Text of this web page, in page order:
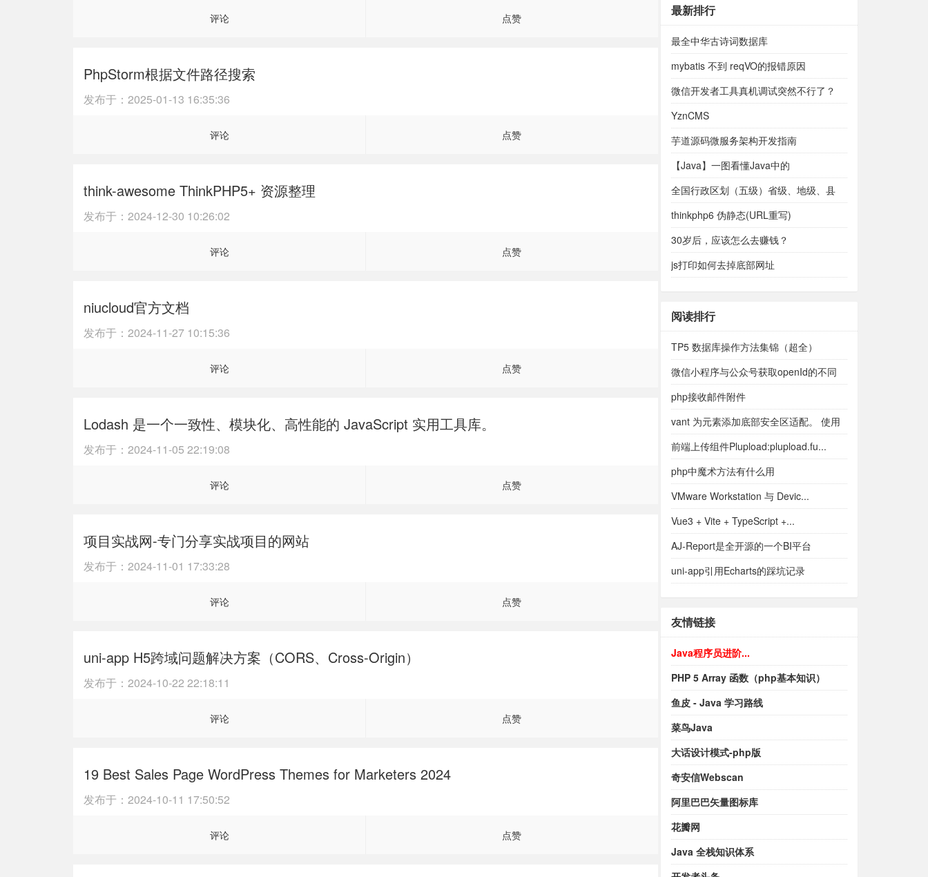
评论 点赞
PhpStorm根据文件路径搜索
发布于：2025-01-13 16:35:36
评论 点赞
think-awesome ThinkPHP5+ 资源整理
发布于：2024-12-30 10:26:02
评论 点赞
niucloud官方文档
发布于：2024-11-27 10:15:36
评论 点赞
Lodash 是一个一致性、模块化、高性能的 JavaScript 实用工具库。
发布于：2024-11-05 22:19:08
评论 点赞
项目实战网-专门分享实战项目的网站
发布于：2024-11-01 17:33:28
评论 点赞
uni-app H5跨域问题解决方案（CORS、Cross-Origin）
发布于：2024-10-22 22:18:11
评论 点赞
19 Best Sales Page WordPress Themes for Marketers 2024
发布于：2024-10-11 17:50:52
评论 点赞
最新排行
最全中华古诗词数据库
mybatis 不到 reqVO的报错原因
微信开发者工具真机调试突然不行了？
YznCMS
芋道源码微服务架构开发指南
【Java】一图看懂Java中的
PO,BO,VO,D...
全国行政区划（五级）省级、地级、县
级、乡级和村级。
thinkphp6 伪静态(URL重写)
30岁后，应该怎么去赚钱？
js打印如何去掉底部网址
阅读排行
TP5 数据库操作方法集锦（超全）
微信小程序与公众号获取openId的不同
php接收邮件附件
vant 为元素添加底部安全区适配。 使用
over...
前端上传组件Plupload:plupload.fu...
php中魔术方法有什么用
VMware Workstation 与 Devic...
Vue3 + Vite + TypeScript +...
AJ-Report是全开源的一个BI平台
uni-app引用Echarts的踩坑记录
友情链接
Java程序员进阶...
PHP 5 Array 函数（php基本知识）
鱼皮 - Java 学习路线
菜鸟Java
大话设计模式-php版
奇安信Webscan
阿里巴巴矢量图标库
花瓣网
Java 全栈知识体系